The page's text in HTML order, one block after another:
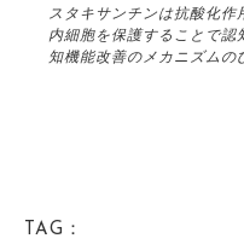
スタキサンチンは抗酸化
内細胞を保護することで
知機能改善のメカニズムの
TAG：